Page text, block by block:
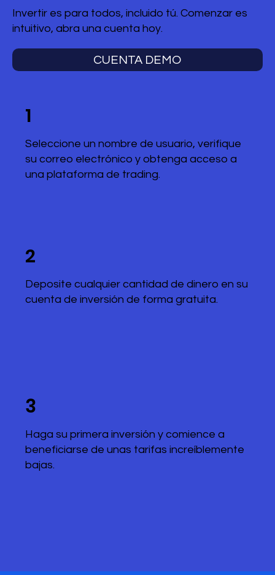
Invertir es para todos, incluido tú. Comenzar es
intuitivo, abra una cuenta hoy.
CUENTA DEMO
1
Seleccione un nombre de usuario, verifique
su correo electrónico y obtenga acceso a
una plataforma de trading.
2
Deposite cualquier cantidad de dinero en su
cuenta de inversión de forma gratuita.
3
Haga su primera inversión y comience a
beneficiarse de unas tarifas increíblemente
bajas.